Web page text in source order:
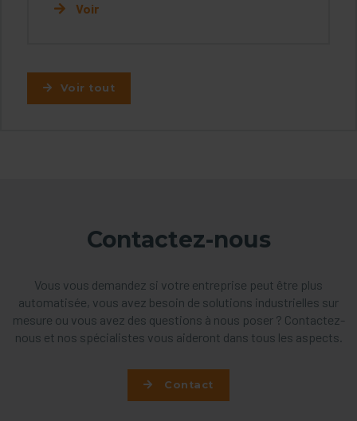
Voir
Voir tout
Contactez-nous
Vous vous demandez si votre entreprise peut être plus
automatisée, vous avez besoin de solutions industrielles sur
mesure ou vous avez des questions à nous poser ? Contactez-
nous et nos spécialistes vous aideront dans tous les aspects.
Contact